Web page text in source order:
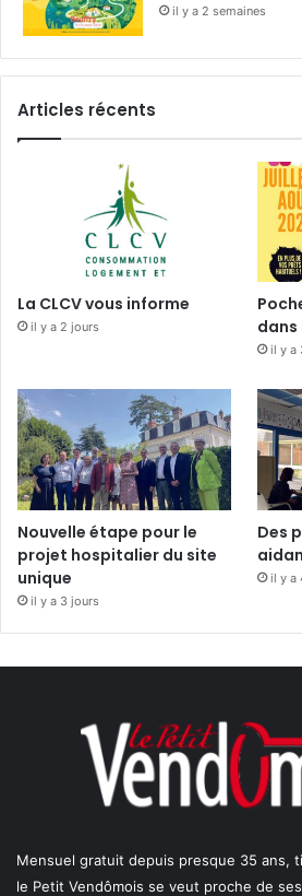
il y a 2 semaines
Articles récents
La CLCV vous informe
il y a 2 jours
dans
il y a
Nouvelle étape pour le
projet hospitalier du site
unique
il y a 3 jours
Des
il y a
Mensuel gratuit depuis presque 35 ans,
le Petit Vendômois se veut proche de